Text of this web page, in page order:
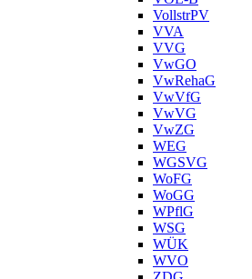
VollstrPV
VVA
VVG
VwGO
VwRehaG
VwVfG
VwVG
VwZG
WEG
WGSVG
WoFG
WoGG
WPflG
WSG
WÜK
WVO